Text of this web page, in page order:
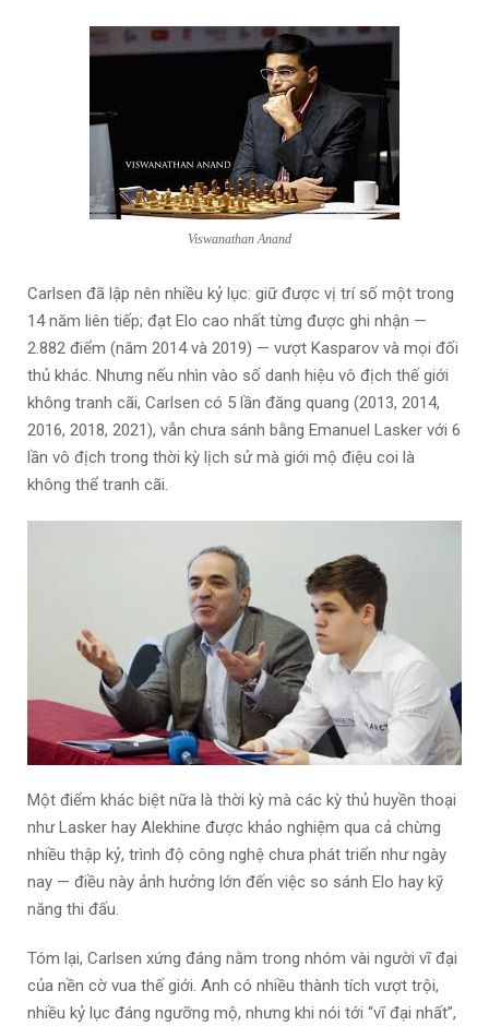
Viswanathan Anand
Carlsen đã lập nên nhiều kỷ lục: giữ được vị trí số một trong
14 năm liên tiếp; đạt Elo cao nhất từng được ghi nhận —
2.882 điểm (năm 2014 và 2019) — vượt Kasparov và mọi đối
thủ khác. Nhưng nếu nhìn vào số danh hiệu vô địch thế giới
không tranh cãi, Carlsen có 5 lần đăng quang (2013, 2014,
2016, 2018, 2021), vẫn chưa sánh bằng Emanuel Lasker với 6
lần vô địch trong thời kỳ lịch sử mà giới mộ điệu coi là
không thể tranh cãi.
Một điểm khác biệt nữa là thời kỳ mà các kỳ thủ huyền thoại
như Lasker hay Alekhine được khảo nghiệm qua cả chừng
nhiều thập kỷ, trình độ công nghệ chưa phát triển như ngày
nay — điều này ảnh hưởng lớn đến việc so sánh Elo hay kỹ
năng thi đấu.
Tóm lại, Carlsen xứng đáng nằm trong nhóm vài người vĩ đại
của nền cờ vua thế giới. Anh có nhiều thành tích vượt trội,
nhiều kỷ lục đáng ngưỡng mộ, nhưng khi nói tới “vĩ đại nhất”,